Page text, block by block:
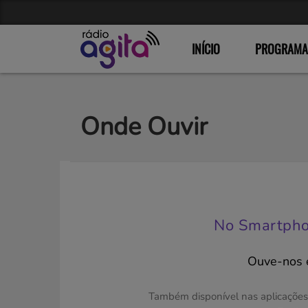
INÍCIO
Onde Ouvir
No
Ouve-nos
Também disponível nas aplicações